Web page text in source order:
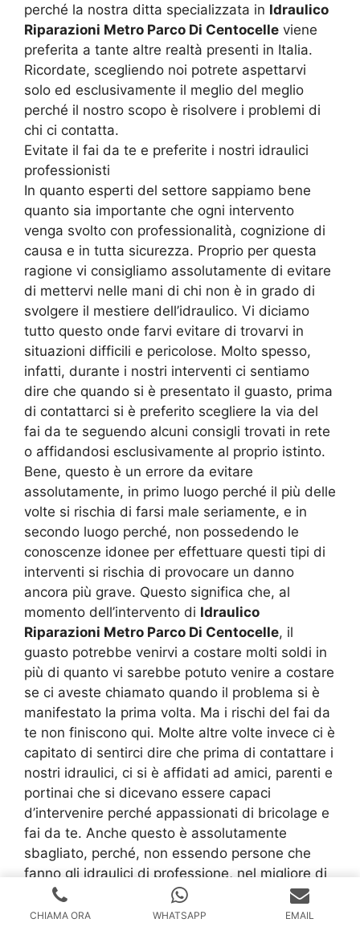
perché la nostra ditta specializzata in Idraulico
Riparazioni Metro Parco Di Centocelle viene
preferita a tante altre realtà presenti in Italia.
Ricordate, scegliendo noi potrete aspettarvi
solo ed esclusivamente il meglio del meglio
perché il nostro scopo è risolvere i problemi di
chi ci contatta.
Evitate il fai da te e preferite i nostri idraulici
professionisti
In quanto esperti del settore sappiamo bene
quanto sia importante che ogni intervento
venga svolto con professionalità, cognizione di
causa e in tutta sicurezza. Proprio per questa
ragione vi consigliamo assolutamente di evitare
di mettervi nelle mani di chi non è in grado di
svolgere il mestiere dell’idraulico. Vi diciamo
tutto questo onde farvi evitare di trovarvi in
situazioni difficili e pericolose. Molto spesso,
infatti, durante i nostri interventi ci sentiamo
dire che quando si è presentato il guasto, prima
di contattarci si è preferito scegliere la via del
fai da te seguendo alcuni consigli trovati in rete
o affidandosi esclusivamente al proprio istinto.
Bene, questo è un errore da evitare
assolutamente, in primo luogo perché il più delle
volte si rischia di farsi male seriamente, e in
secondo luogo perché, non possedendo le
conoscenze idonee per effettuare questi tipi di
interventi si rischia di provocare un danno
ancora più grave. Questo significa che, al
momento dell’intervento di Idraulico
Riparazioni Metro Parco Di Centocelle, il
guasto potrebbe venirvi a costare molti soldi in
più di quanto vi sarebbe potuto venire a costare
se ci aveste chiamato quando il problema si è
manifestato la prima volta. Ma i rischi del fai da
te non finiscono qui. Molte altre volte invece ci è
capitato di sentirci dire che prima di contattare i
nostri idraulici, ci si è affidati ad amici, parenti e
portinai che si dicevano essere capaci
d’intervenire perché appassionati di bricolage e
fai da te. Anche questo è assolutamente
sbagliato, perché, non essendo persone che
fanno gli idraulici di professione, nel migliore di
casi possono riuscire a risolvere un problema in
maniera temporanea, ma potete star sicuri che
CHIAMA ORA WHATSAPP EMAIL